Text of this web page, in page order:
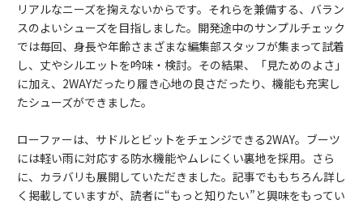
リアルなニーズを掬えないからです。それらを兼備する、バラン
スのよいシューズを目指しました。開発途中のサンプルチェック
では毎回、身長や年齢さまざまな編集部スタッフが集まって試着
し、丈やシルエットを吟味・検討。その結果、「見ためのよさ」
に加え、2WAYだったり履き心地の良さだったり、機能も充実し
たシューズができました。
ローファーは、サドルとビットをチェンジできる2WAY。ブーツ
には軽い雨に対応する防水機能やムレにくい裏地を採用。さら
に、カラバリも展開していただきました。記事でももちろん詳し
く掲載していますが、読者に“もっと知りたい”と興味をもってい